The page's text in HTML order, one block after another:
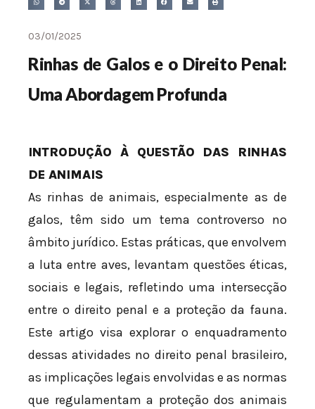
03/01/2025
Rinhas de Galos e o Direito Penal:
Uma Abordagem Profunda
INTRODUÇÃO À QUESTÃO DAS RINHAS
DE ANIMAIS
As rinhas de animais, especialmente as de
galos, têm sido um tema controverso no
âmbito jurídico. Estas práticas, que envolvem
a luta entre aves, levantam questões éticas,
sociais e legais, refletindo uma intersecção
entre o direito penal e a proteção da fauna.
Este artigo visa explorar o enquadramento
dessas atividades no direito penal brasileiro,
as implicações legais envolvidas e as normas
que regulamentam a proteção dos animais